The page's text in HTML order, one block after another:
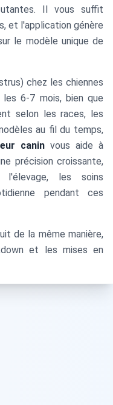
Il vous suffit
et l'application génère
le modèle unique de
chez les chiennes
6-7 mois, bien que
selon les races, les
au fil du temps,
canin vous aide à
précision croissante,
les soins
pendant ces
de la même manière,
et les mises en